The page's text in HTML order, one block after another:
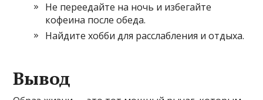
Не переедайте на ночь и избегайте
кофеина после обеда.
Найдите хобби для расслабления и отдыха.
Вывод